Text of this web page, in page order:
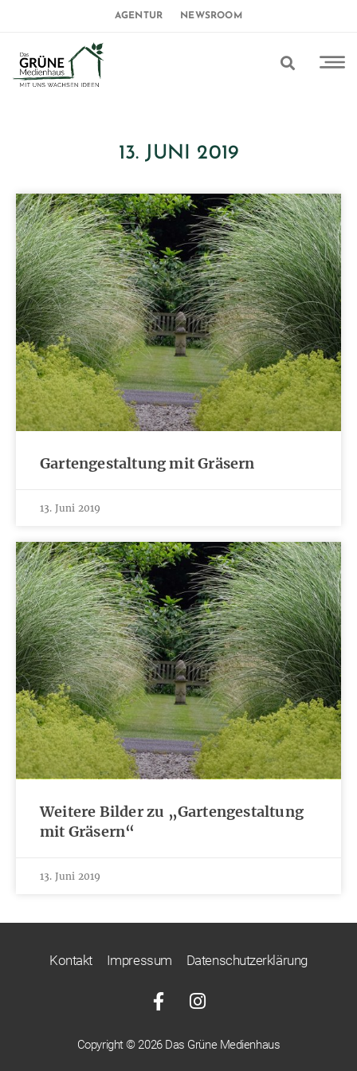
AGENTUR NEWSROOM
13. JUNI 2019
Gartengestaltung mit Gräsern
13. Juni 2019
Weitere Bilder zu „Gartengestaltung
mit Gräsern“
13. Juni 2019
Kontakt Impressum Datenschutzerklärung
Copyright © 2026 Das Grüne Medienhaus